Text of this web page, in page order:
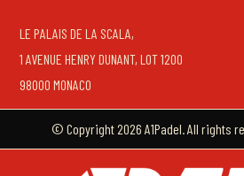
LE PALAIS DE LA SCALA,
1 AVENUE HENRY DUNANT, LOT 1200
98000 MONACO
© Copyright 2026 A1Padel. All rights